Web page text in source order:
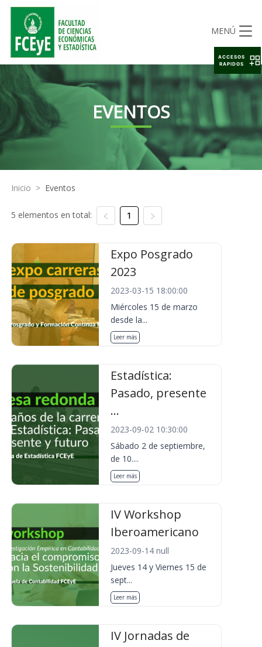
MENÚ
EVENTOS
Inicio > Eventos
5 elementos en total: 1
Expo Posgrado
2023
2023-03-15 18:00:00
Miércoles 15 de marzo
desde la...
Leer más
Estadística:
Pasado, presente
...
2023-09-02 10:30:00
Sábado 2 de septiembre,
de 10....
Leer más
IV Workshop
Iberoamericano
2023-09-14 null
Jueves 14 y Viernes 15 de
sept...
Leer más
IV Jornadas de
ACCESOS
RAPIDOS